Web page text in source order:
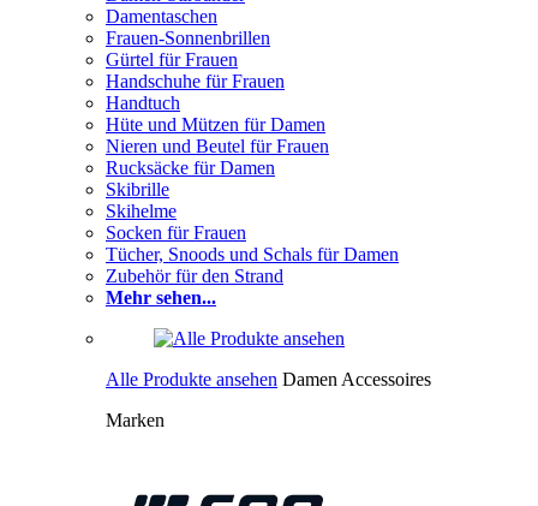
Damentaschen
Frauen-Sonnenbrillen
Gürtel für Frauen
Handschuhe für Frauen
Handtuch
Hüte und Mützen für Damen
Nieren und Beutel für Frauen
Rucksäcke für Damen
Skibrille
Skihelme
Socken für Frauen
Tücher, Snoods und Schals für Damen
Zubehör für den Strand
Mehr sehen...
Alle Produkte ansehen Damen Accessoires
Marken